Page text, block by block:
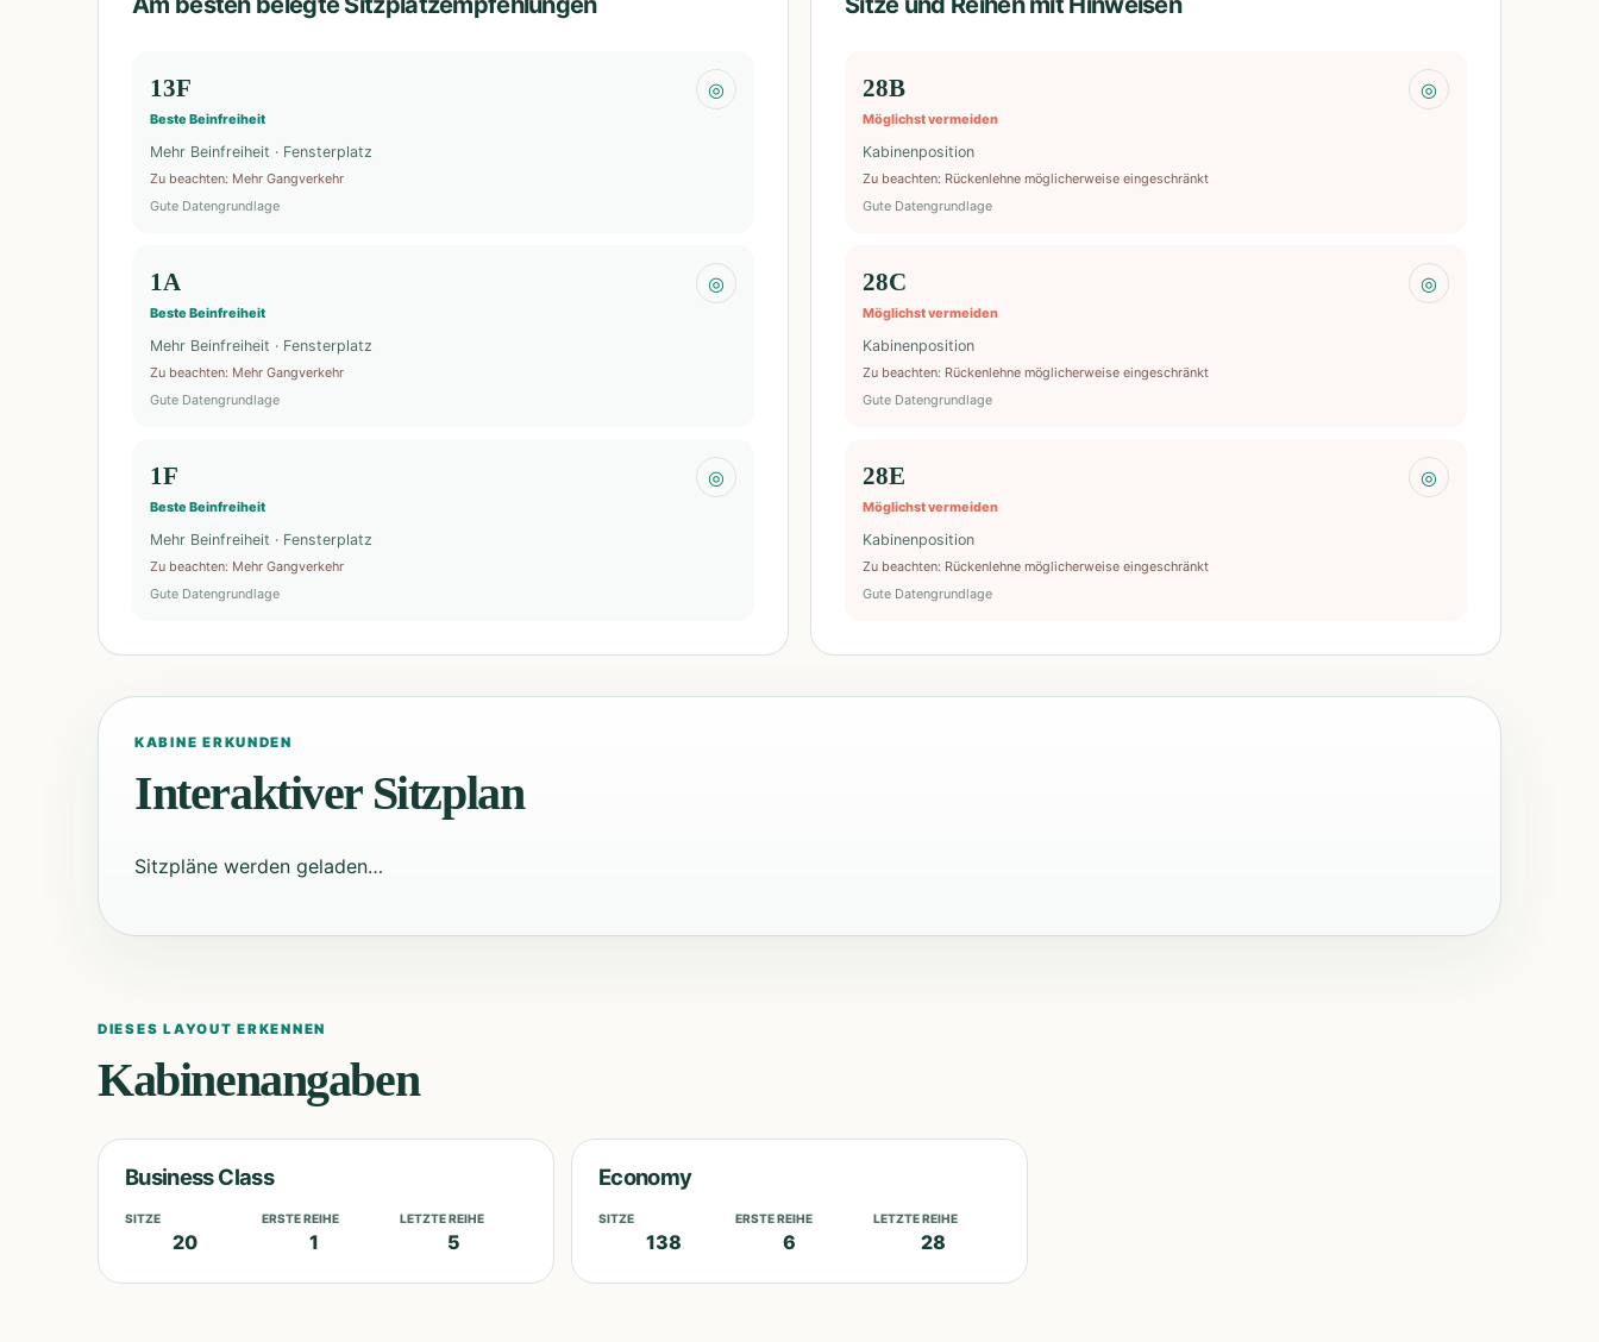
13F
Beste Beinfreiheit
◎
Mehr Beinfreiheit · Fensterplatz
Zu beachten: Mehr Gangverkehr
Gute Datengrundlage
1A
Beste Beinfreiheit
◎
Mehr Beinfreiheit · Fensterplatz
Zu beachten: Mehr Gangverkehr
Gute Datengrundlage
1F
Beste Beinfreiheit
◎
Mehr Beinfreiheit · Fensterplatz
Zu beachten: Mehr Gangverkehr
Gute Datengrundlage
28B
Möglichst vermeiden
◎
Kabinenposition
Zu beachten: Rückenlehne möglicherweise eingeschränkt
Gute Datengrundlage
28C
Möglichst vermeiden
◎
Kabinenposition
Zu beachten: Rückenlehne möglicherweise eingeschränkt
Gute Datengrundlage
28E
Möglichst vermeiden
◎
Kabinenposition
Zu beachten: Rückenlehne möglicherweise eingeschränkt
Gute Datengrundlage
KABINE ERKUNDEN
Interaktiver Sitzplan
Sitzpläne werden geladen…
DIESES LAYOUT ERKENNEN
Kabinenangaben
Business Class
SITZE
20
ERSTE REIHE
1
LETZTE REIHE
5
Economy
SITZE
138
ERSTE REIHE
6
LETZTE REIHE
28